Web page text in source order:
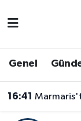
Genel
16:41
İğdir